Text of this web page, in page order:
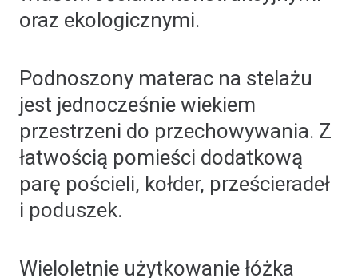
oraz ekologicznymi.
Podnoszony materac na stelażu
jest jednocześnie wiekiem
przestrzeni do przechowywania. Z
łatwością pomieści dodatkową
parę pościeli, kołder, prześcieradeł
i poduszek.
Wieloletnie użytkowanie łóżka